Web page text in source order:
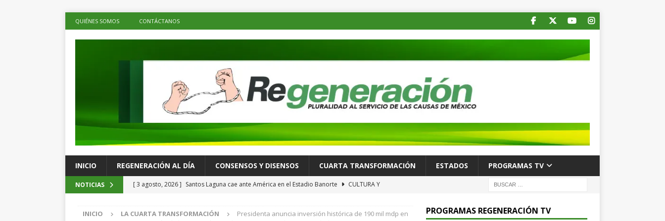
QUIÉNES SOMOS CONTÁCTANOS
INICIO REGENERACIÓN AL DÍA CONSENSOS Y DISENSOS CUARTA TRANSFORMACIÓN ESTADOS PROGRAMAS TV
NOTICIAS [ 3 agosto, 2026 ] Santos Laguna cae ante América en el Estadio Banorte
CULTURA Y
[ 3 agosto, 2026 ] Cuba registra nuevo apagón nacional; es el sexto colapso eléctrico del año
INICIO LA CUARTA TRANSFORMACIÓN
Presidenta anuncia inversión histórica de 190 mil mdp en
PROGRAMAS REGENERACIÓN TV